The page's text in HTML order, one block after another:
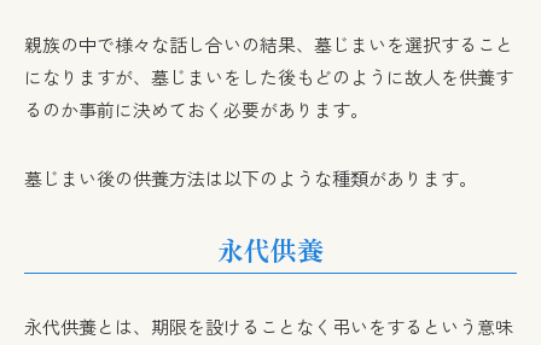
親族の中で様々な話し合いの結果、墓じまいを選択すること
になりますが、墓じまいをした後もどのように故人を供養す
るのか事前に決めておく必要があります。
墓じまい後の供養方法は以下のような種類があります。
永代供養
永代供養とは、期限を設けることなく弔いをするという意味